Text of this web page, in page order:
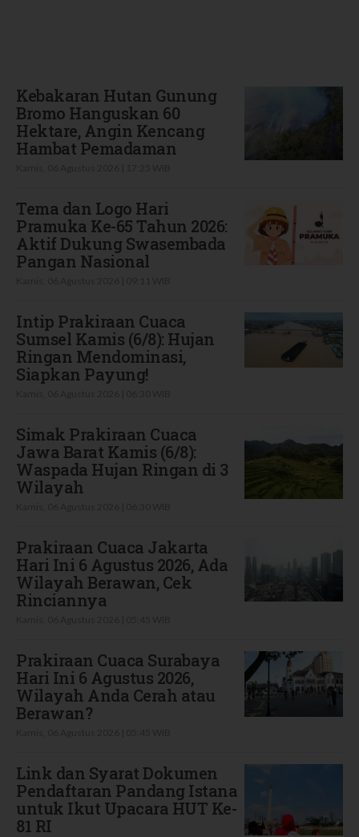
Kebakaran Hutan Gunung
Bromo Hanguskan 60
Hektare, Angin Kencang
Hambat Pemadaman
Tema dan Logo Hari
Pramuka Ke-65 Tahun 2026:
Aktif Dukung Swasembada
Pangan Nasional
Intip Prakiraan Cuaca
Sumsel Kamis (6/8): Hujan
Ringan Mendominasi,
Siapkan Payung!
Simak Prakiraan Cuaca
Jawa Barat Kamis (6/8):
Waspada Hujan Ringan di 3
Wilayah
Prakiraan Cuaca Jakarta
Hari Ini 6 Agustus 2026, Ada
Wilayah Berawan, Cek
Rinciannya
Prakiraan Cuaca Surabaya
Hari Ini 6 Agustus 2026,
Wilayah Anda Cerah atau
Berawan?
Link dan Syarat Dokumen
Pendaftaran Pandang Istana
untuk Ikut Upacara HUT Ke-
81 RI